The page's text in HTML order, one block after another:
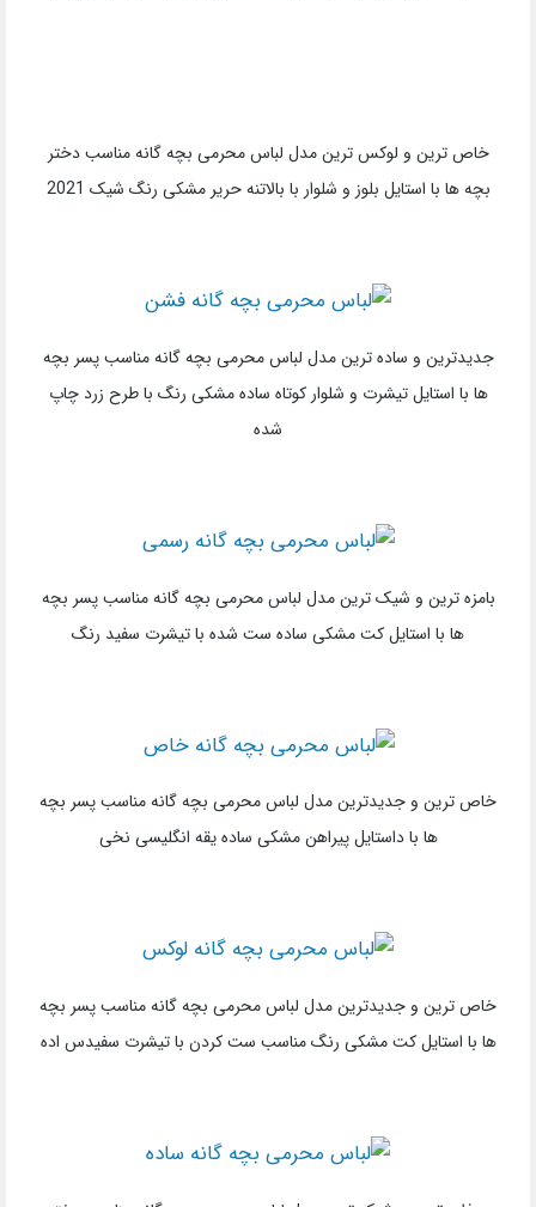
خاص ترین و لوکس ترین مدل لباس محرمی بچه گانه مناسب دختر
بچه ها با استایل بلوز و شلوار با بالاتنه حریر مشکی رنگ شیک 2021
جدیدترین و ساده ترین مدل لباس محرمی بچه گانه مناسب پسر بچه
ها با استایل تیشرت و شلوار کوتاه ساده مشکی رنگ با طرح زرد چاپ
شده
بامزه ترین و شیک ترین مدل لباس محرمی بچه گانه مناسب پسر بچه
ها با استایل کت مشکی ساده ست شده با تیشرت سفید رنگ
خاص ترین و جدیدترین مدل لباس محرمی بچه گانه مناسب پسر بچه